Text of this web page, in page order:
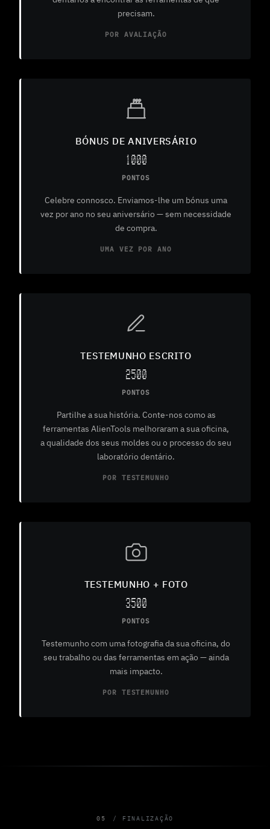
precisam.
POR AVALIAÇÃO
BÓNUS DE ANIVERSÁRIO
1000
PONTOS
Celebre connosco. Enviamos-lhe um bónus uma
vez por ano no seu aniversário — sem necessidade
de compra.
UMA VEZ POR ANO
TESTEMUNHO ESCRITO
2500
PONTOS
Partilhe a sua história. Conte-nos como as
ferramentas AlienTools melhoraram a sua oficina,
a qualidade dos seus moldes ou o processo do seu
laboratório dentário.
POR TESTEMUNHO
TESTEMUNHO + FOTO
3500
PONTOS
Testemunho com uma fotografia da sua oficina, do
seu trabalho ou das ferramentas em ação — ainda
mais impacto.
POR TESTEMUNHO
05 FINALIZAÇÃO